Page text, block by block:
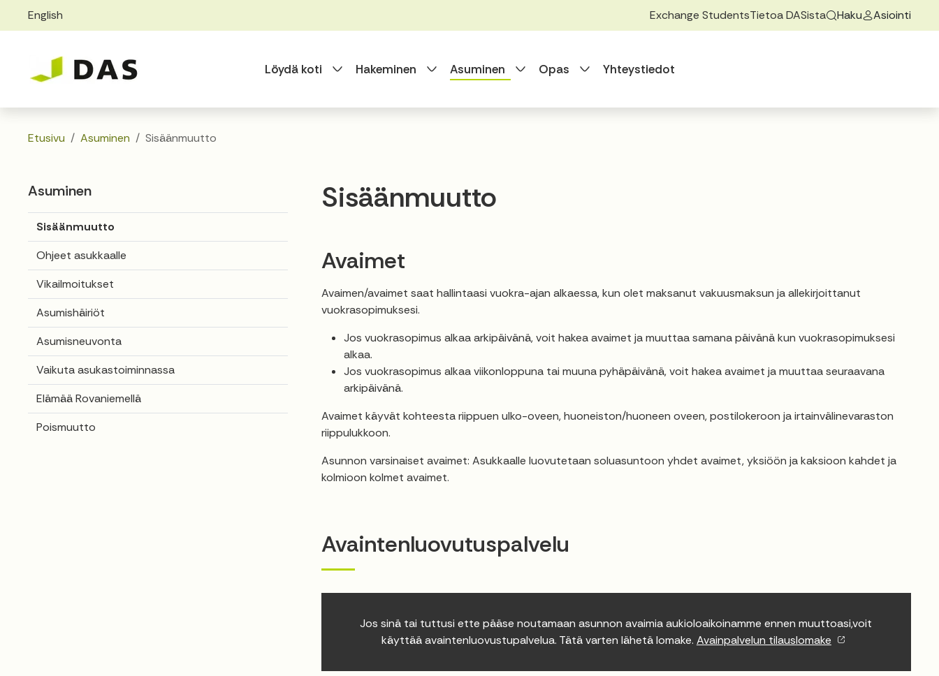
Skip to main content
English Exchange StudentsTietoa DASista Haku Asiointi
Löydä koti Vaihda alasvetovalikkoa
Hakeminen Vaihda alasvetovalikkoa
Asuminen Vaihda alasvetovalikkoa
Opas Vaihda alasvetovalikkoa
Yhteystiedot
Etusivu Asuminen Sisäänmuutto
Asuminen
Sisäänmuutto
Ohjeet asukkaalle
Vikailmoitukset
Asumishäiriöt
Asumisneuvonta
Vaikuta asukastoiminnassa
Elämää Rovaniemellä
Poismuutto
Sisäänmuutto
Avaimet
Avaimen/avaimet saat hallintaasi vuokra-ajan alkaessa, kun olet maksanut vakuusmaksun ja allekirjoittanut
vuokrasopimuksesi.
Jos vuokrasopimus alkaa arkipäivänä, voit hakea avaimet ja muuttaa samana päivänä kun vuokrasopimuksesi
alkaa.
Jos vuokrasopimus alkaa viikonloppuna tai muuna pyhäpäivänä, voit hakea avaimet ja muuttaa seuraavana
arkipäivänä.
Avaimet käyvät kohteesta riippuen ulko-oveen, huoneiston/huoneen oveen, postilokeroon ja irtainvälinevaraston
riippulukkoon.
Asunnon varsinaiset avaimet: Asukkaalle luovutetaan soluasuntoon yhdet avaimet, yksiöön ja kaksioon kahdet ja
kolmioon kolmet avaimet.
Avaintenluovutuspalvelu
Jos sinä tai tuttusi ette pääse noutamaan asunnon avaimia aukioloaikoinamme ennen muuttoasi,voit
käyttää avaintenluovustupalvelua. Tätä varten lähetä lomake. Avainpalvelun tilauslomake